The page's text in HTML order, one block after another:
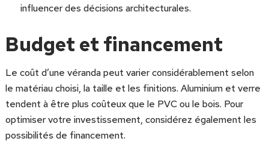
influencer des décisions architecturales.
Budget et financement
Le coût d’une véranda peut varier considérablement selon
le matériau choisi, la taille et les finitions. Aluminium et verre
tendent à être plus coûteux que le PVC ou le bois. Pour
optimiser votre investissement, considérez également les
possibilités de financement.